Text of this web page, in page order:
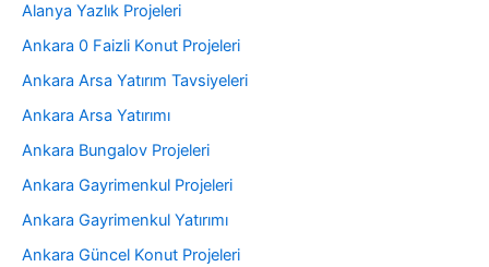
Alanya Yazlık Projeleri
Ankara 0 Faizli Konut Projeleri
Ankara Arsa Yatırım Tavsiyeleri
Ankara Arsa Yatırımı
Ankara Bungalov Projeleri
Ankara Gayrimenkul Projeleri
Ankara Gayrimenkul Yatırımı
Ankara Güncel Konut Projeleri